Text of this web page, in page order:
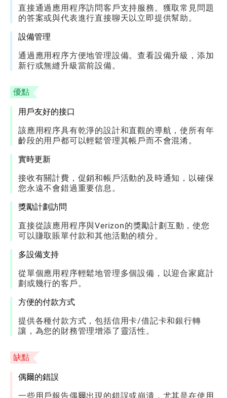
直接通過應用程序訪問客戶支持服務。獲取常見問題
的答案或與代表進行直接聊天以立即提供幫助。
設備管理
通過應用程序方便地管理設備。查看設備升級，添加
新行或無縫升級當前設備。
優點
用戶友好的接口
該應用程序具有乾淨的設計和直觀的導航，使所有年
齡段的用戶都可以輕鬆管理其帳戶而不會混淆。
實時更新
接收有關計費，促銷和帳戶活動的及時通知，以確保
您永遠不會錯過重要信息。
獎勵計劃訪問
直接從該應用程序與Verizon的獎勵計劃互動，使您
可以賺取賬單付款和其他活動的積分。
多設備支持
從單個應用程序輕鬆地管理多個設備，以迎合家庭計
劃或幾行的客戶。
方便的付款方式
提供各種付款方式，包括信用卡/借記卡和銀行轉
讓，為您的財務管理增添了靈活性。
缺點
偶爾的錯誤
一些用戶報告偶爾出現的錯誤或崩潰，尤其是在使用